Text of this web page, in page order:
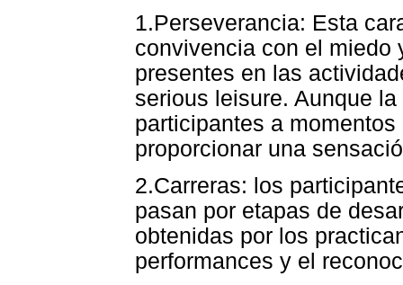
1.Perseverancia: Esta
convivencia con el miedo
presentes en las
serious leisure. Aunque
participantes a
proporcionar una
2.Carreras: los
pasan por etapas de
obtenidas por los
performances y el